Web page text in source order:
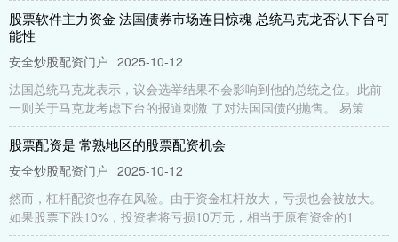
股票软件主力资金 法国债券市场连日惊魂 总统马克龙否认下台可
能性
安全炒股配资门户 2025-10-12
法国总统马克龙表示，议会选举结果不会影响到他的总统之位。此前
一则关于马克龙考虑下台的报道刺激 了对法国国债的抛售。 易策
股票配资是 常熟地区的股票配资机会
安全炒股配资门户 2025-10-12
然而，杠杆配资也存在风险。由于资金杠杆放大，亏损也会被放大。
如果股票下跌10%，投资者将亏损10万元，相当于原有资金的1